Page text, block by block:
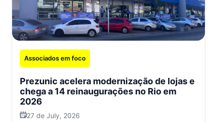
Associados em foco
Prezunic acelera modernização de lojas e
chega a 14 reinaugurações no Rio em
2026
27 de July, 2026